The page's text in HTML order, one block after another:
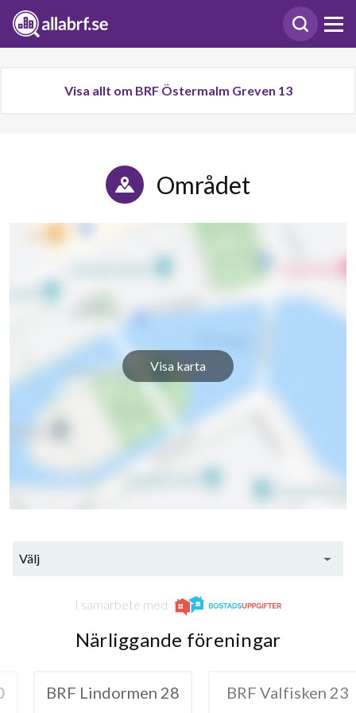
Visa allt om BRF Östermalm Greven 13
Området
Visa karta
Välj
I samarbete med
Närliggande föreningar
28 BRF Valfisken 23 BRF